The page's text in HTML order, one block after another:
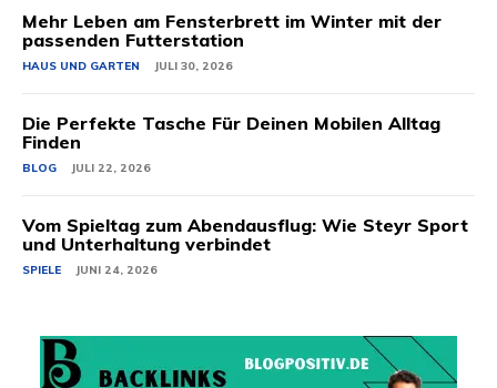
Mehr Leben am Fensterbrett im Winter mit der
passenden Futterstation
HAUS UND GARTEN JULI 30, 2026
Die Perfekte Tasche Für Deinen Mobilen Alltag
Finden
BLOG JULI 22, 2026
Vom Spieltag zum Abendausflug: Wie Steyr Sport
und Unterhaltung verbindet
SPIELE JUNI 24, 2026